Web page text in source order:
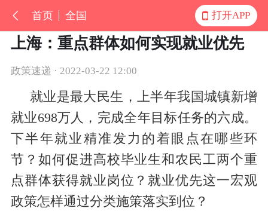
首页 全国 打开APP
上海：重点群体如何实现就业优先
政策速递 · 2022-03-22 12:00
就业是最大民生，上半年我国城镇新增
就业698万人，完成全年目标任务的六成。
下半年就业精准发力的着眼点在哪些环
节？如何促进高校毕业生和农民工两个重
点群体获得就业岗位？就业优先这一宏观
政策怎样通过分类施策落实到位？